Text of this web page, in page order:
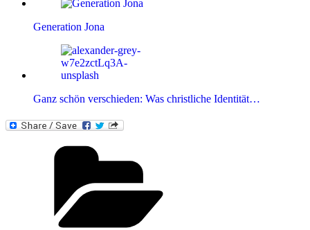
Generation Jona
Ganz schön verschieden: Was christliche Identität…